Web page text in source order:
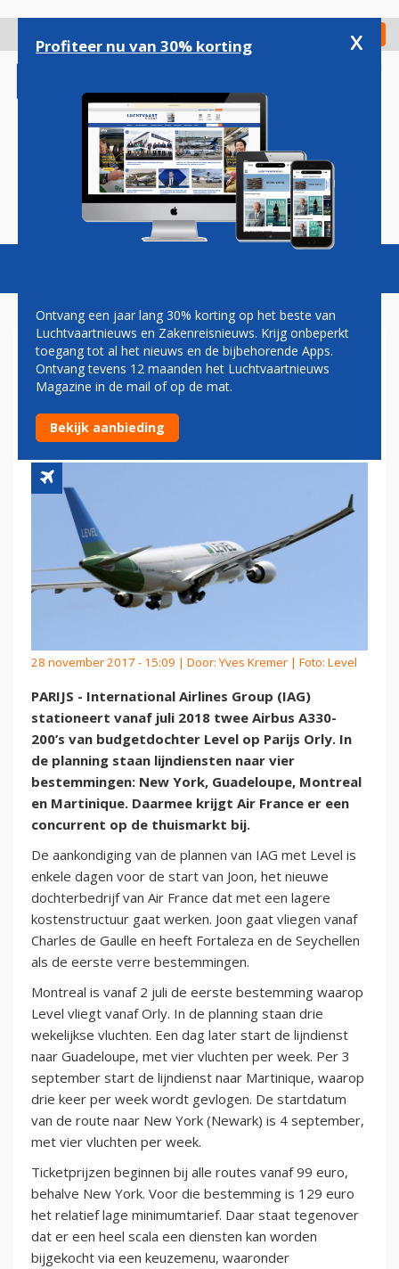
gaan
Check in
Magazine Podcasts Vacatures
LEVEL LANCEERT VIER
ROUTES VANAF NIEUWE
BASIS ORLY
28 november 2017 - 15:09 | Door:Yves Kremer | Foto: Level
PARIJS - International Airlines Group (IAG)
stationeert vanaf juli 2018 twee Airbus A330-
200’s van budgetdochter Level op Parijs Orly. In
de planning staan lijndiensten naar vier
bestemmingen: New York, Guadeloupe, Montreal
en Martinique. Daarmee krijgt Air France er een
concurrent op de thuismarkt bij.
De aankondiging van de plannen van IAG met Level is
enkele dagen voor de start van Joon, het nieuwe
dochterbedrijf van Air France dat met een lagere
kostenstructuur gaat werken. Joon gaat vliegen vanaf
Charles de Gaulle en heeft Fortaleza en de Seychellen
als de eerste verre bestemmingen.
Montreal is vanaf 2 juli de eerste bestemming waarop
Level vliegt vanaf Orly. In de planning staan drie
wekelijkse vluchten. Een dag later start de lijndienst
naar Guadeloupe, met vier vluchten per week. Per 3
september start de lijndienst naar Martinique, waarop
drie keer per week wordt gevlogen. De startdatum
van de route naar New York (Newark) is 4 september,
met vier vluchten per week.
Ticketprijzen beginnen bij alle routes vanaf 99 euro,
behalve New York. Voor die bestemming is 129 euro
het relatief lage minimumtarief. Daar staat tegenover
dat er een heel scala een diensten kan worden
bijgekocht via een keuzemenu, waaronder
Profiteer nu van 30% korting x
Ontvang een jaar lang 30% korting op het beste van
Luchtvaartnieuws en Zakenreisnieuws. Krijg onbeperkt
toegang tot al het nieuws en de bijbehorende Apps.
Ontvang tevens 12 maanden het Luchtvaartnieuws
Magazine in de mail of op de mat.
Bekijk aanbieding